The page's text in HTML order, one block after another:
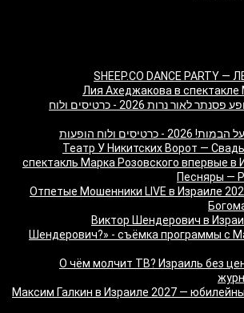
SHEEP.CO DANCE PARTY —
Лия Ахеджакова в
משופן ועד AC/DC - מופע פסנתר לאור נרות 2026 - כרטיסים ולוח
ולוח הופעות
"Театр У Никитских Ворот —
спектакль Марка Розовского впервые в
Отпетые Мошенники LIVE в Израиле
Виктор Шендерович в
Шендерович?» - съёмка программы с
«О чём молчит ТВ? Израиль без
Максим Галкин в Израиле 2027 —